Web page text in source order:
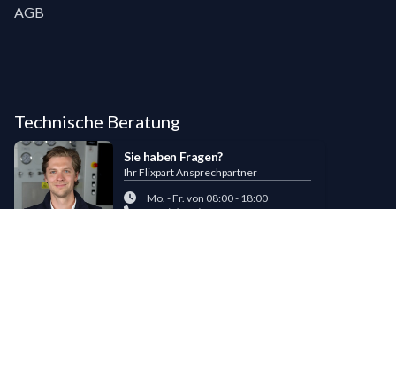
AGB
Technische Beratung
Sie haben Fragen?
Ihr Flixpart Ansprechpartner
Mo. - Fr. von 08:00 - 18:00
+49 (0) 40 / 85 180 180